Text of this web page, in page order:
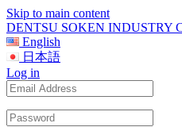
Skip to main content
DENTSU SOKEN INDUSTRY
English
日本語
Log in